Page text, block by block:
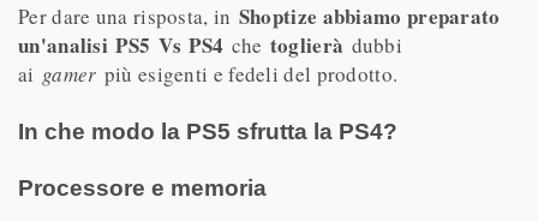
Per dare una risposta, in Shoptize abbiamo preparato
un'analisi PS5 Vs PS4 che toglierà dubbi
ai gamer più esigenti e fedeli del prodotto.
In che modo la PS5 sfrutta la PS4?
Processore e memoria